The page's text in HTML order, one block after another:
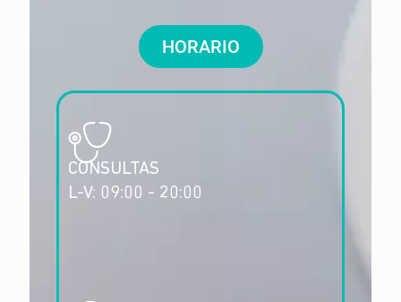
HORARIO
CONSULTAS
L-V: 09:00 - 20:00